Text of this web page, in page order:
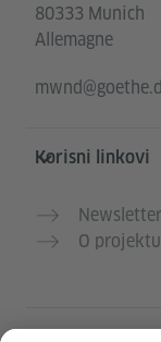
80333 Munich
Allemagne
Korisni linkovi
Newsletter
O projektu